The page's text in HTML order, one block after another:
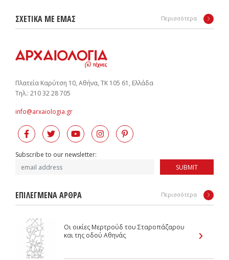
ΣΧΕΤΙΚΑ ΜΕ ΕΜΑΣ Περισσότερα
Πλατεία Καρύτση 10, Αθήνα, ΤΚ 105 61, Ελλάδα
Tηλ.: 210 32 28 705
info@arxaiologia.gr
Subscribe to our newsletter:
SUBMIT
ΕΠΙΛΕΓΜΕΝΑ ΑΡΘΡΑ Περισσότερα
Οι οικίες Μερτρούδ του Σταροπάζαρου
και της οδού Αθηνάς